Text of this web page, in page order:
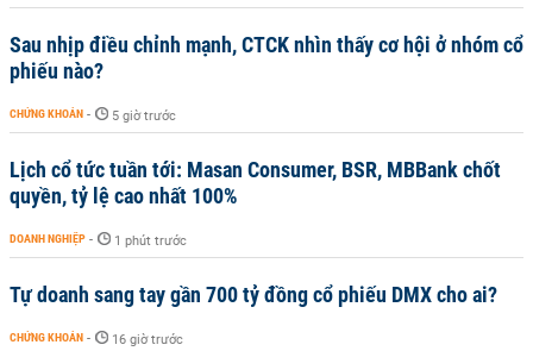
Sau nhịp điều chỉnh mạnh, CTCK nhìn thấy cơ hội ở nhóm cổ
phiếu nào?
CHỨNG KHOÁN - 5 giờ trước
Lịch cổ tức tuần tới: Masan Consumer, BSR, MBBank chốt
quyền, tỷ lệ cao nhất 100%
DOANH NGHIỆP - 1 phút trước
Tự doanh sang tay gần 700 tỷ đồng cổ phiếu DMX cho ai?
CHỨNG KHOÁN - 16 giờ trước